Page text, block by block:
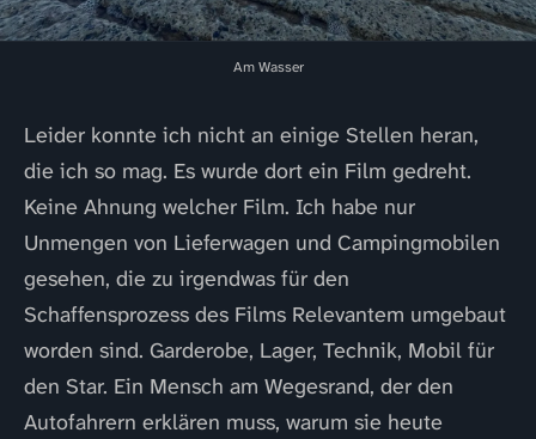
Am Wasser
Leider konnte ich nicht an einige Stellen heran,
die ich so mag. Es wurde dort ein Film gedreht.
Keine Ahnung welcher Film. Ich habe nur
Unmengen von Lieferwagen und Campingmobilen
gesehen, die zu irgendwas für den
Schaffensprozess des Films Relevantem umgebaut
worden sind. Garderobe, Lager, Technik, Mobil für
den Star. Ein Mensch am Wegesrand, der den
Autofahrern erklären muss, warum sie heute